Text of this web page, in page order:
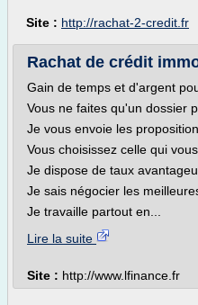
Site : http://rachat-2-credit.fr
Rachat de crédit
Gain de temps et d'argent
Vous ne faites qu'un dossier
Je vous envoie les
Vous choisissez celle qui
Je dispose de taux
Je sais négocier les
Je travaille partout en...
Lire la suite
Site : http://www.lfinance.fr